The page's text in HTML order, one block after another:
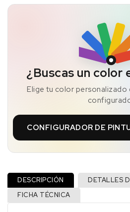
¿Buscas un color
Elige tu color personalizado
CONFIGURADOR DE
DESCRIPCIÓN
DETALLES
FICHA TÉCNICA